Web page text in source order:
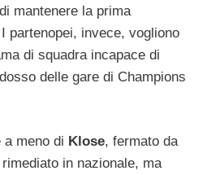
mantenere la prima
partenopei, invece, vogliono
di squadra incapace di
delle gare di Champions
meno di Klose, fermato da
in nazionale, ma